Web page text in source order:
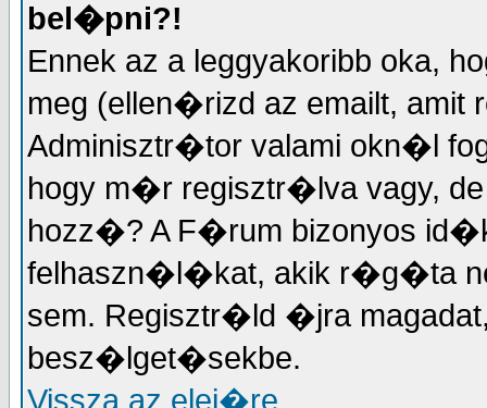
bel�pni?!
Ennek az a leggyakoribb oka,
meg (ellen�rizd az emailt,
Adminisztr�tor valami okn�l
hogy m�r regisztr�lva vagy,
hozz�? A F�rum bizonyos
felhaszn�l�kat, akik r�g�ta
sem. Regisztr�ld �jra
besz�lget�sekbe.
Vissza az elej�re